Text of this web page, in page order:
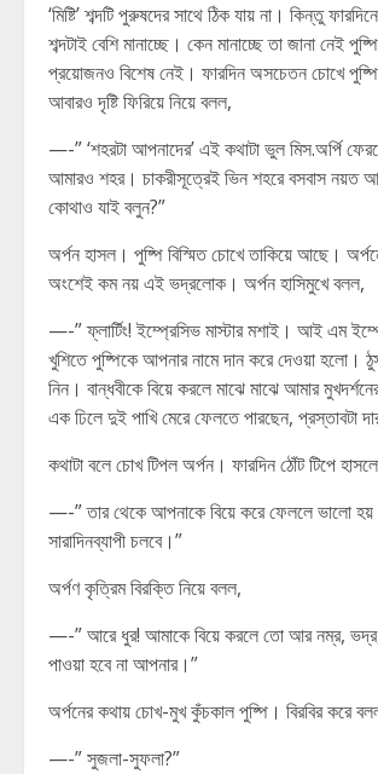
‘মিষ্টি’ শব্দটি পুরুষদের সাথে ঠিক যায় না। কিন্তু
শব্দটাই বেশি মানাচ্ছে। কেন মানাচ্ছে তা জানা নেই
প্রয়োজনও বিশেষ নেই। ফারদিন অসচেতন চোখে
আবারও দৃষ্টি ফিরিয়ে নিয়ে বলল,
—-” ‘শহরটা আপনাদের’ এই কথাটা ভুল মিস.অর্পি
আমারও শহর। চাকরীসূত্রেই ভিন শহরে বসবাস নয়ত
কোথাও যাই বলুন?”
অর্পন হাসল। পুষ্পি বিস্মিত চোখে তাকিয়ে আছে।
অংশেই কম নয় এই ভদ্রলোক। অর্পন হাসিমুখে বলল,
—-” ফ্লার্টিং! ইম্প্রেসিভ মাস্টার মশাই। আই এম
খুশিতে পুষ্পিকে আপনার নামে দান করে দেওয়া হলো।
নিন। বান্ধবীকে বিয়ে করলে মাঝে মাঝে আমার
এক ঢিলে দুই পাখি মেরে ফেলতে পারছেন, প্রস্তাবটা
কথাটা বলে চোখ টিপল অর্পন। ফারদিন ঠোঁট টিপে
—-” তার থেকে আপনাকে বিয়ে করে ফেললে ভালো হয়
সারাদিনব্যাপী চলবে।”
অর্পণ কৃত্রিম বিরক্তি নিয়ে বলল,
—-” আরে ধুর! আমাকে বিয়ে করলে তো আর নম্র,
পাওয়া হবে না আপনার।”
অর্পনের কথায় চোখ-মুখ কুঁচকাল পুষ্পি। বিরবির করে
—-” সুজলা-সুফলা?”